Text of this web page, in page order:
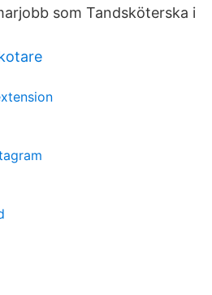
som Tandsköterska i